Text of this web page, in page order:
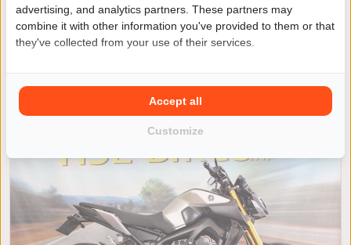
Yamaha XVS 1100 A Drag Star
Classic
€ 4.750
Vianen
advertising, and analytics partners. These partners may
combine it with other information you've provided to them or that
they've collected from your use of their services.
Customize
Accept all